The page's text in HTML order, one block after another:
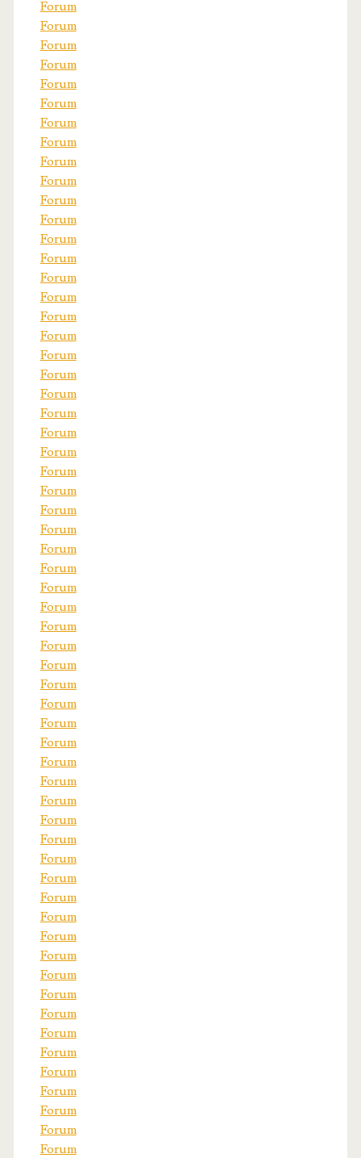
Forum
Forum
Forum
Forum
Forum
Forum
Forum
Forum
Forum
Forum
Forum
Forum
Forum
Forum
Forum
Forum
Forum
Forum
Forum
Forum
Forum
Forum
Forum
Forum
Forum
Forum
Forum
Forum
Forum
Forum
Forum
Forum
Forum
Forum
Forum
Forum
Forum
Forum
Forum
Forum
Forum
Forum
Forum
Forum
Forum
Forum
Forum
Forum
Forum
Forum
Forum
Forum
Forum
Forum
Forum
Forum
Forum
Forum
Forum
Forum